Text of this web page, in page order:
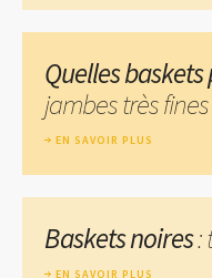
Quelles
jambes très fines
EN SAVOIR PLUS
Baskets noires:
EN SAVOIR PLUS